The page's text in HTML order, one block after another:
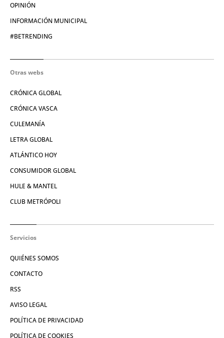
OPINIÓN
INFORMACIÓN MUNICIPAL
#BETRENDING
Otras webs
CRÓNICA GLOBAL
CRÓNICA VASCA
CULEMANÍA
LETRA GLOBAL
ATLÁNTICO HOY
CONSUMIDOR GLOBAL
HULE & MANTEL
CLUB METRÓPOLI
Servicios
QUIÉNES SOMOS
CONTACTO
RSS
AVISO LEGAL
POLÍTICA DE PRIVACIDAD
POLÍTICA DE COOKIES